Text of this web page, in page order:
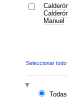
Manuel
Seleccionar todo